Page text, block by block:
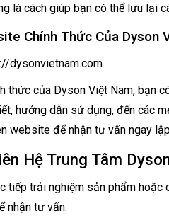
là cách giúp bạn có thể lưu lại
Chính Thức Của Dyson
dysonvietnam.com
thức của Dyson Việt Nam, bạn
hướng dẫn sử dụng, đến các
website để nhận tư vấn ngay
Hệ Trung Tâm
tiếp trải nghiệm sản phẩm
nhận tư vấn.